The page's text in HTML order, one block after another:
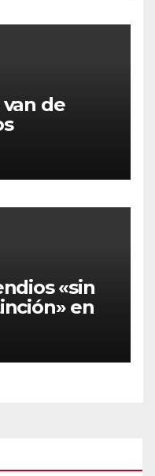
de
21%
pasado
«sin
en
Madrid